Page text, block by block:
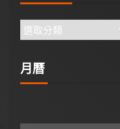
月曆